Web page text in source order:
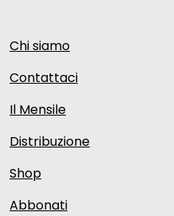
Chi siamo
Contattaci
Il Mensile
Distribuzione
Shop
Abbonati